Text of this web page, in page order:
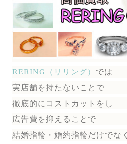
RERING（リリング） では
実店舗を持たないことで
徹底的にコストカットをし
広告費を抑えることで
結婚指輪・婚約指輪だけでなく